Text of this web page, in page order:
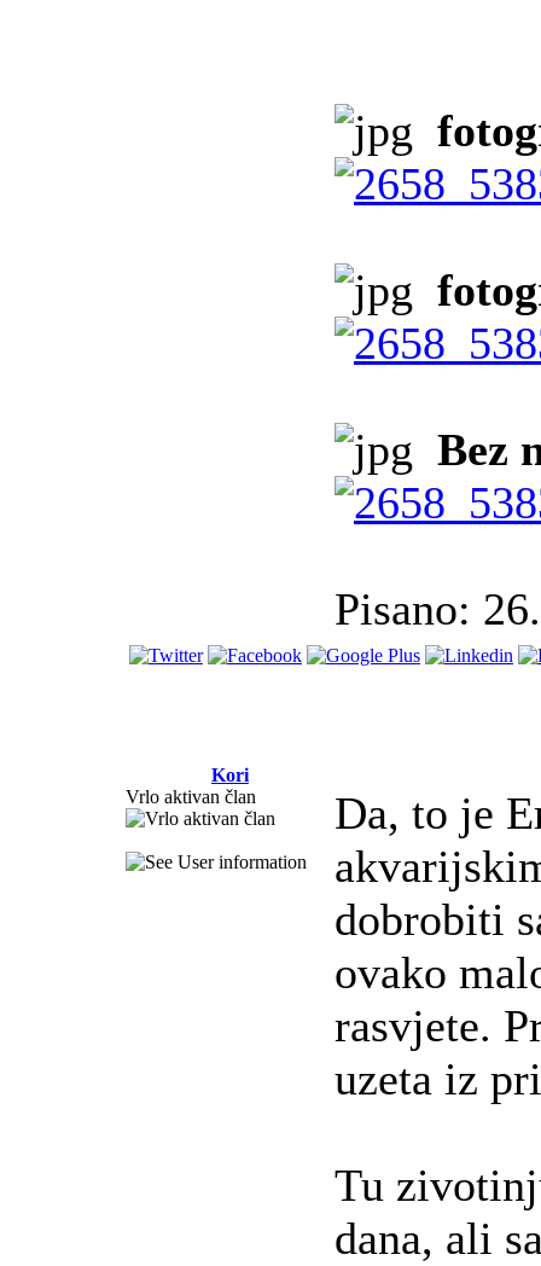
Bez
Pisano:
Kori
Vrlo aktivan član
Da, to je
dobrobiti
ovako
rasvjete.
uzeta iz
Tu
dana, ali